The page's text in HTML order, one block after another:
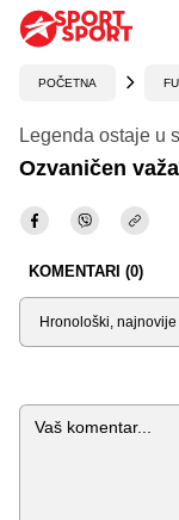
POČETNA
Legenda ostaje u
Ozvaničen
KOMENTARI (0)
Sortiraj
Komentar